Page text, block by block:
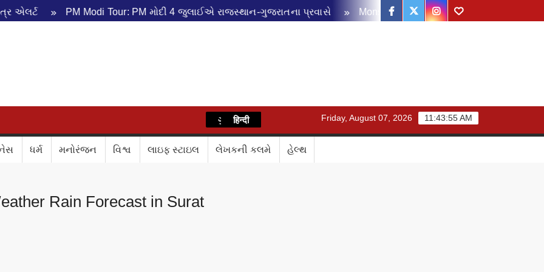
PM Modi Tour: PM મોદી 4 જુલાઈએ રાજસ્થાન-ગુજરાતના પ્રવાસે Monsoon Disaster Management Review
Facebook
TwitterInstagram
Youtube
ગુજરાતી
हिन्दी 11:43:55 AM
Friday, August 07, 2026
ધર્મ મનોરંજન વિશ્વ લાઇફ સ્ટાઇલ લેખકની કલમે હેલ્થ
Rain Forecast in Surat